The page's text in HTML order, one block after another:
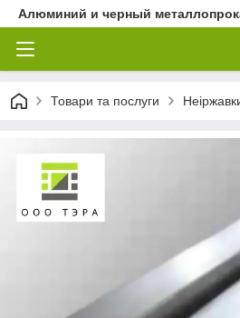
Алюминий и черный
Товари та послуги